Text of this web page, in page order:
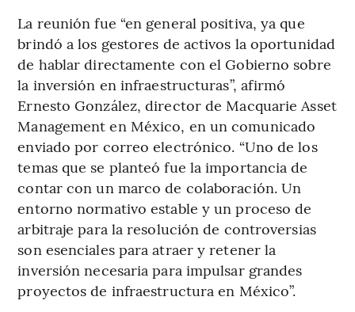
La reunión fue “en general positiva, ya que
brindó a los gestores de activos la oportunidad
de hablar directamente con el Gobierno sobre
la inversión en infraestructuras”, afirmó
Ernesto González, director de Macquarie Asset
Management en México, en un comunicado
enviado por correo electrónico. “Uno de los
temas que se planteó fue la importancia de
contar con un marco de colaboración. Un
entorno normativo estable y un proceso de
arbitraje para la resolución de controversias
son esenciales para atraer y retener la
inversión necesaria para impulsar grandes
proyectos de infraestructura en México”.